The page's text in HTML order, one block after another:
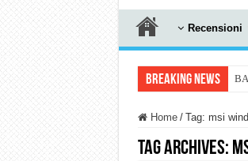
Recensioni
Breaking News
Home / Tag: msi
Tag Archives: